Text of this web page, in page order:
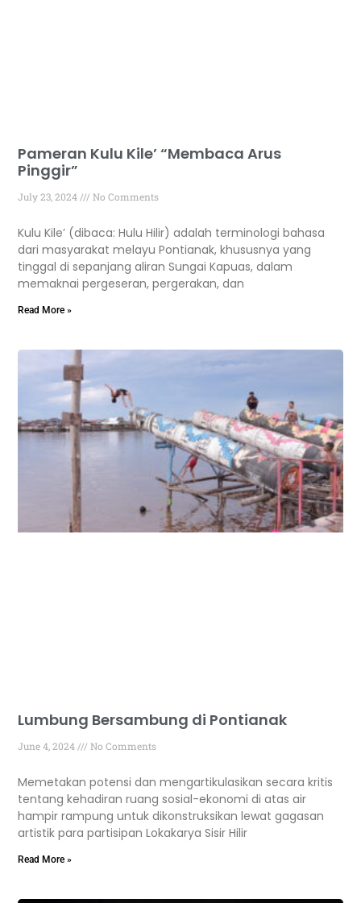
Pameran Kulu Kile’ “Membaca Arus
Pinggir”
July 23, 2024 No Comments
Kulu Kile’ (dibaca: Hulu Hilir) adalah terminologi bahasa
dari masyarakat melayu Pontianak, khususnya yang
tinggal di sepanjang aliran Sungai Kapuas, dalam
memaknai pergeseran, pergerakan, dan
Read More »
Lumbung Bersambung di Pontianak
June 4, 2024 No Comments
Memetakan potensi dan mengartikulasikan secara kritis
tentang kehadiran ruang sosial-ekonomi di atas air
hampir rampung untuk dikonstruksikan lewat gagasan
artistik para partisipan Lokakarya Sisir Hilir
Read More »